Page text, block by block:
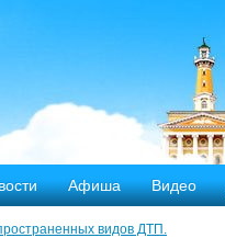
Афиша Видео
видов ДТП.